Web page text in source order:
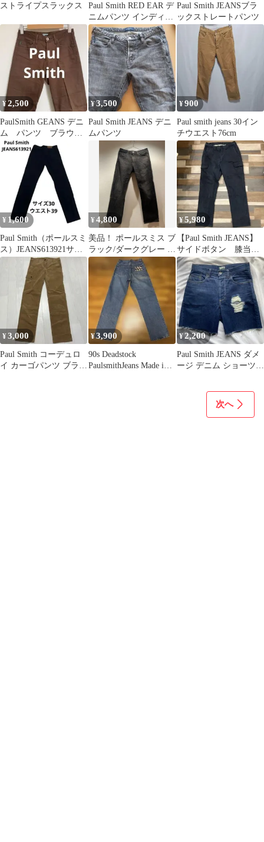
ストライプスラックス
Paul Smith RED EAR デ
ニムパンツ インディゴ
M
Paul Smith JEANSブラ
ックストレートパンツ
¥2,500
PaulSmith GEANS デニ
ム パンツ ブラウン
サイズ30（M）
¥3,500
Paul Smith JEANS デニ
ムパンツ
¥900
Paul smith jeans 30イン
チウエスト76cm
¥ 1,600
Paul Smith（ポールスミ
ス）JEANS613921サイ
ズ30ウエスト39
¥4,800
美品！ ポールスミス ブ
ラック/ダークグレー ス
トレートデニム メンズ
ジーンズ
¥5,980
【Paul Smith JEANS】
サイドボタン 膝当
て カーゴ ヘリンボー
ン
¥3,000
Paul Smith コーデュロ
イ カーゴパンツ ブラウ
¥3,900
90s Deadstock
PaulsmithJeans Made in
¥2,200
Paul Smith JEANS ダメ
ージ デニム ショーツ
次へ